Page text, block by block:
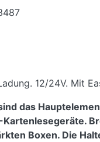
12/24V. Mit
das
Kartenlesegeräte.
Boxen. Die